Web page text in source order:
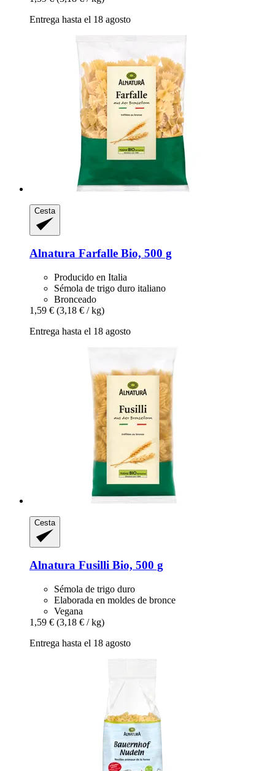
Entrega hasta el 18 agosto
Cesta
Alnatura Farfalle Bio, 500 g
Producido en Italia
Sémola de trigo duro italiano
Bronceado
1,59 € (3,18 € / kg)
Entrega hasta el 18 agosto
Cesta
Alnatura Fusilli Bio, 500 g
Sémola de trigo duro
Elaborada en moldes de bronce
Vegana
1,59 € (3,18 € / kg)
Entrega hasta el 18 agosto